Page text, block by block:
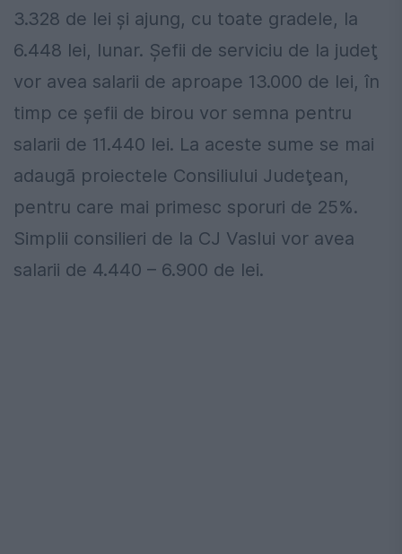
3.328 de lei şi ajung, cu toate gradele, la
6.448 lei, lunar. Şefii de serviciu de la judeţ
vor avea salarii de aproape 13.000 de lei, în
timp ce şefii de birou vor semna pentru
salarii de 11.440 lei. La aceste sume se mai
adaugã proiectele Consiliului Judeţean,
pentru care mai primesc sporuri de 25%.
Simplii consilieri de la CJ Vaslui vor avea
salarii de 4.440 – 6.900 de lei.